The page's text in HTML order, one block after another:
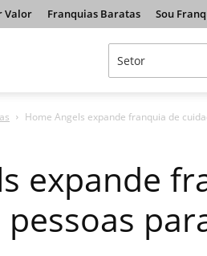
Valor Franquias Baratas Sou
Home Angels expande franquia de
expande